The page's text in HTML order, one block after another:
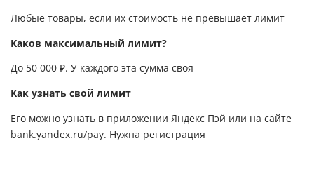
Любые товары, если их стоимость не превышает лимит
Каков максимальный лимит?
До 50 000 ₽. У каждого эта сумма своя
Как узнать свой лимит
Его можно узнать в приложении Яндекс Пэй или на сайте
bank.yandex.ru/pay. Нужна регистрация